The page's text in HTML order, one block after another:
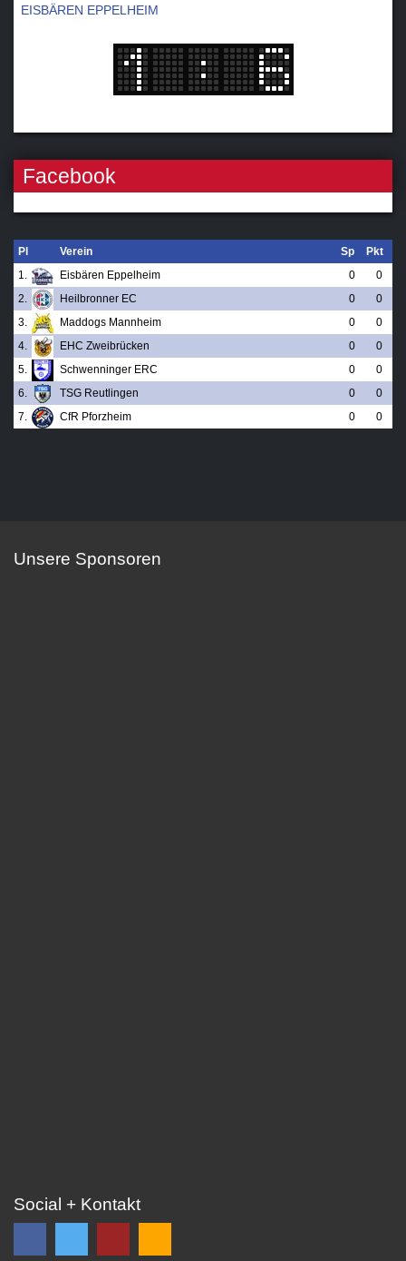
EISBÄREN EPPELHEIM
Facebook
Pl Verein Sp
Pkt
1.
Eisbären Eppelheim 0
0
2.
Heilbronner EC 0
0
3.
Maddogs Mannheim 0
0
4.
EHC Zweibrücken 0
0
5.
Schwenninger ERC 0
0
6.
TSG Reutlingen 0
0
7.
CfR Pforzheim 0 0
Unsere Sponsoren
Social + Kontakt